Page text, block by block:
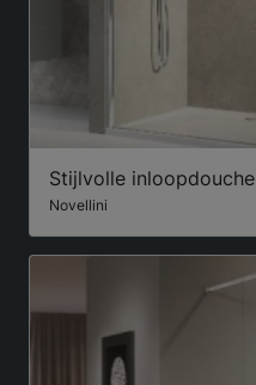
Stijlvolle inloopdouche
Novellini